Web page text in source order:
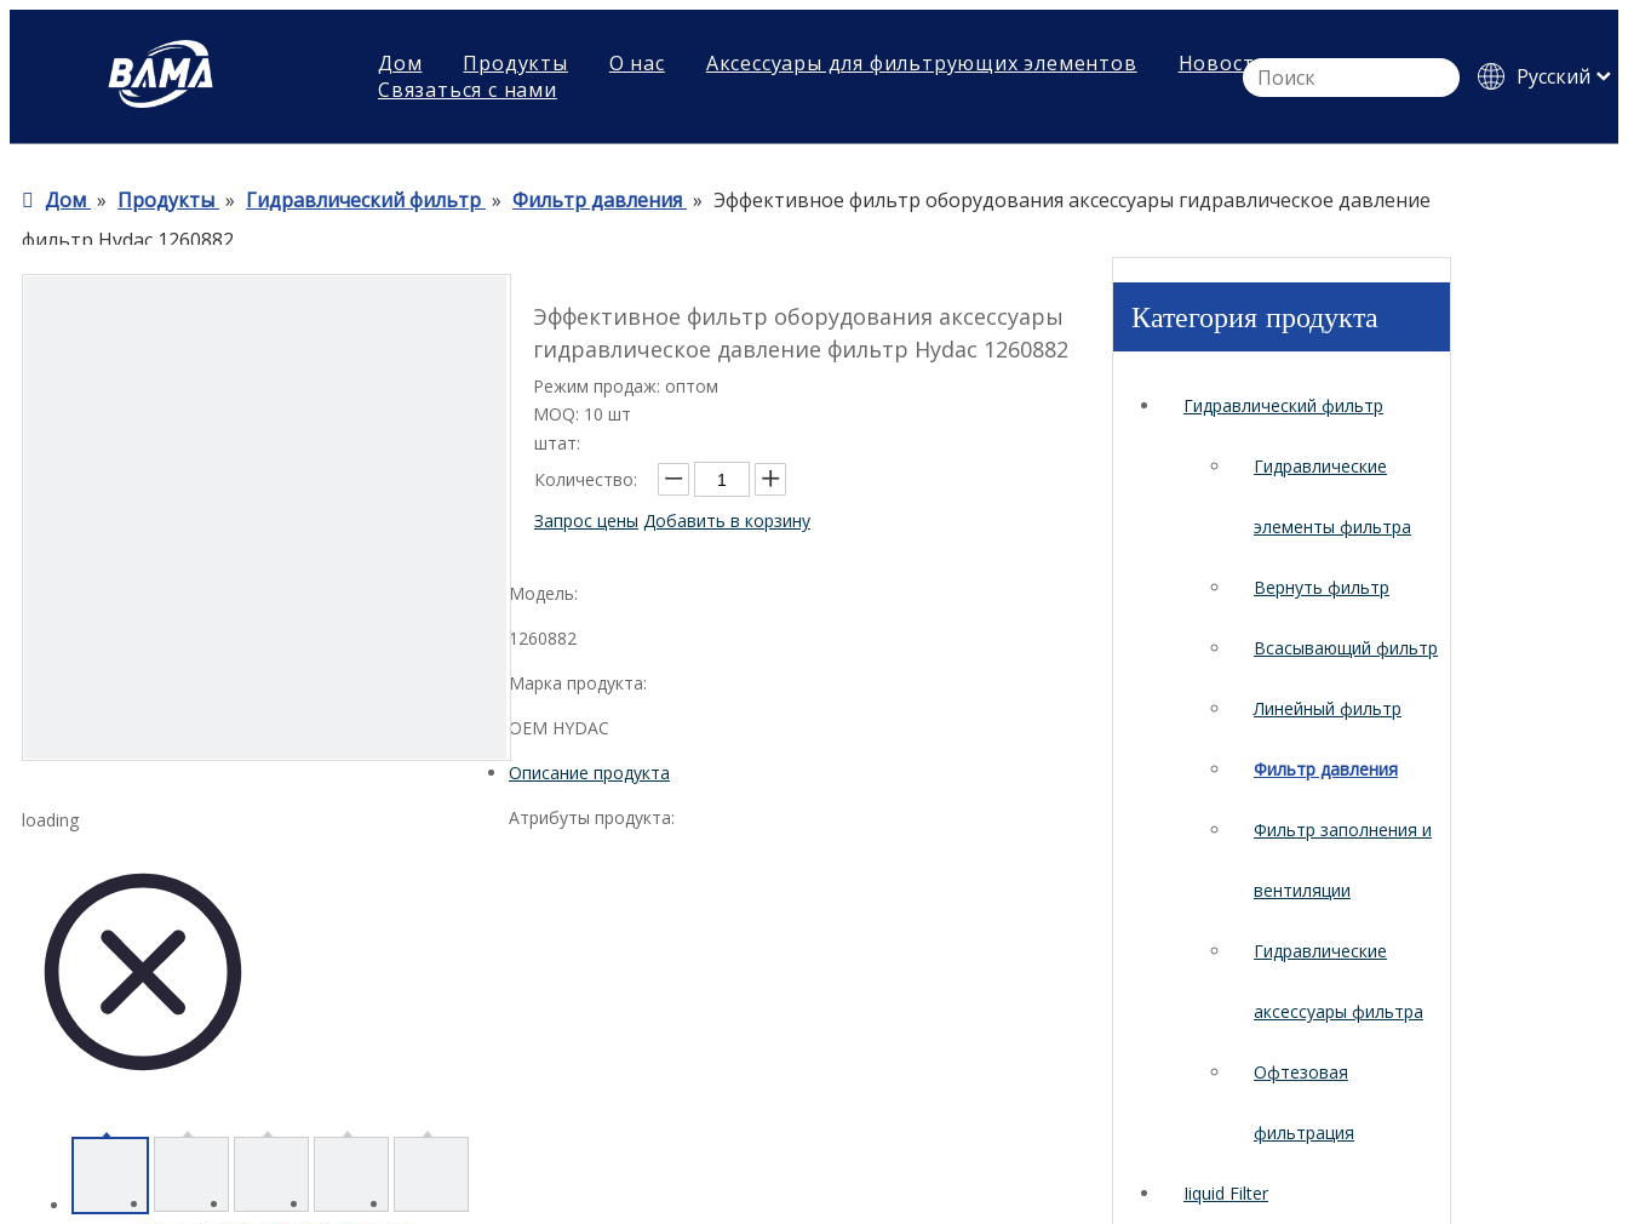
Дом Продукты О нас Аксессуары для фильтрующих элементов
Новости
Связаться с нами
Pусский
Дом » Продукты » Гидравлический фильтр » Фильтр давления » Эффективное фильтр оборудования аксессуары гидравлическое давление
фильтр Hydac 1260882
loading
Эффективное фильтр оборудования аксессуары
гидравлическое давление фильтр Hydac 1260882
Режим продаж: оптом
MOQ: 10 шт
штат:
Количество:
Запрос цены Добавить в корзину
Модель:
1260882
Марка продукта:
OEM HYDAC
Описание продукта
Атрибуты продукта:
Категория продукта
Гидравлический фильтр
Гидравлические
элементы фильтра
Вернуть фильтр
Всасывающий фильтр
Линейный фильтр
Фильтр давления
Фильтр заполнения и
вентиляции
Гидравлические
аксессуары фильтра
Офтезовая
фильтрация
Iiquid Filter